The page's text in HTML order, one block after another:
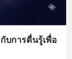
บการตื่นรู้เพื่อ